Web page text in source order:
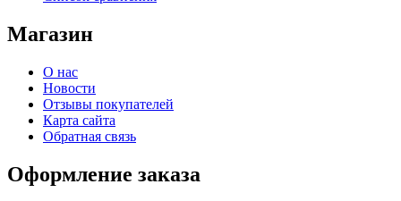
Магазин
О нас
Новости
Отзывы покупателей
Карта сайта
Обратная связь
Оформление заказа